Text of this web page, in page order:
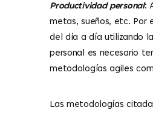
Productividad personal:
metas, sueños, etc. Por
del día a día utilizando
personal es necesario
metodologías agiles
Las metodologías